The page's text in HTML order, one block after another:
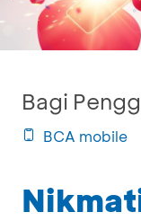
Bagi
BCA mobile